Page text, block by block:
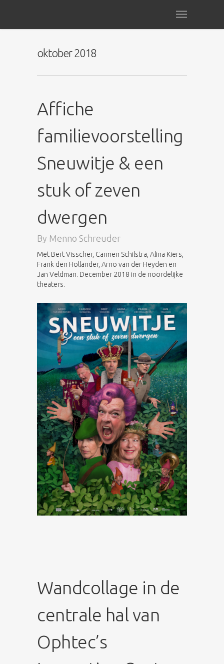
oktober 2018
Affiche
familievoorstelling
Sneuwitje & een
stuk of zeven
dwergen
By Menno Schreuder
Met Bert Visscher, Carmen Schilstra, Alina Kiers,
Frank den Hollander, Arno van der Heyden en
Jan Veldman. December 2018 in de noordelijke
theaters.
Wandcollage in de
centrale hal van
Ophtec’s